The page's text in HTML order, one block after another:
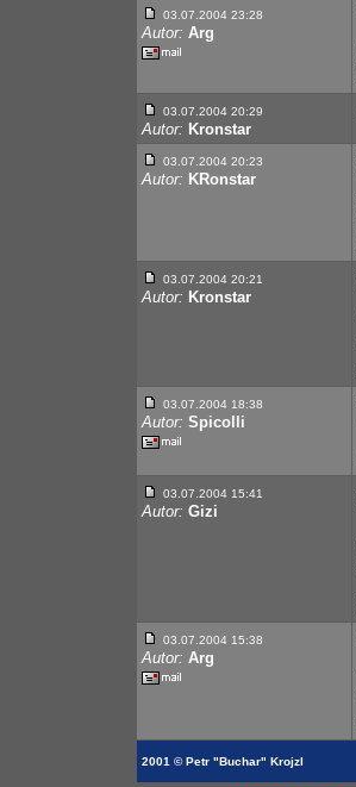
03.07.2004 23:28
Autor: Arg
03.07.2004 20:29
Autor: Kronstar
03.07.2004 20:23
Autor: KRonstar
03.07.2004 20:21
Autor: Kronstar
03.07.2004 18:38
Autor: Spicolli
03.07.2004 15:41
Autor: Gizi
03.07.2004 15:38
Autor: Arg
2001 © Petr "Buchar" Krojzl